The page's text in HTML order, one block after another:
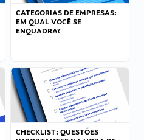
CATEGORIAS DE EMPRESAS:
EM QUAL VOCÊ SE
ENQUADRA?
CHECKLIST: QUESTÕES